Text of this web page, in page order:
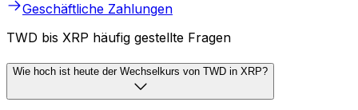
Geschäftliche Zahlungen
TWD bis XRP häufig gestellte Fragen
Wie hoch ist heute der Wechselkurs von TWD in XRP?